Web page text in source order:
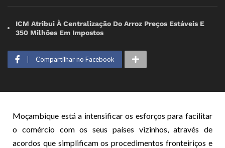
ICM Atribui À Centralização Do Arroz Preços Estáveis E
350 Milhões Em Impostos
Compartilhar no Facebook
Moçambique está a intensificar os esforços para facilitar
o comércio com os seus países vizinhos, através de
acordos que simplificam os procedimentos fronteiriços e